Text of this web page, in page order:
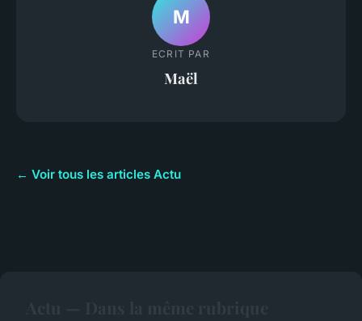
M
ECRIT PAR
Maël
← Voir tous les articles Actu